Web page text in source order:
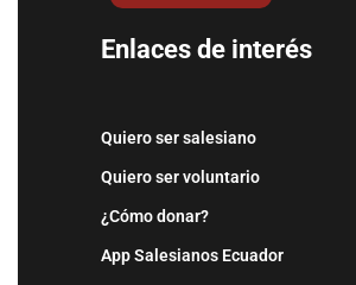
Enlaces de interés
Quiero ser salesiano
Quiero ser voluntario
¿Cómo donar?
App Salesianos Ecuador